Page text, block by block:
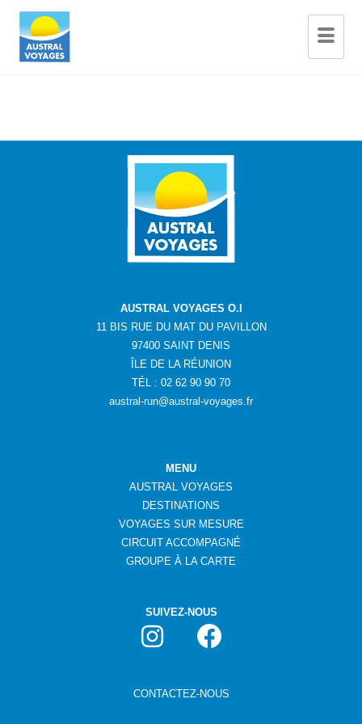
AUSTRAL VOYAGES O.I
11 BIS RUE DU MAT DU PAVILLON
97400 SAINT DENIS
ÎLE DE LA RÉUNION
TÉL : 02 62 90 90 70
austral-run@austral-voyages.fr
MENU
AUSTRAL VOYAGES
DESTINATIONS
VOYAGES SUR MESURE
CIRCUIT ACCOMPAGNÉ
GROUPE À LA CARTE
SUIVEZ-NOUS
CONTACTEZ-NOUS